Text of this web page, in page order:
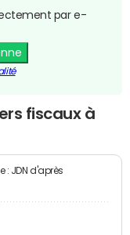
par e-
fiscaux à
: JDN d'après